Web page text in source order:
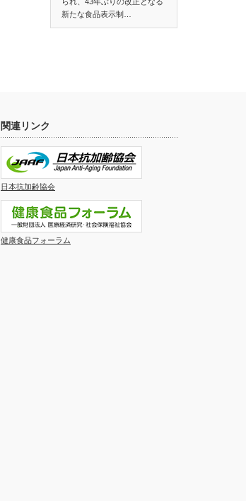
新たな食品表示制…
関連リンク
日本抗加齢協会
健康食品フォーラム